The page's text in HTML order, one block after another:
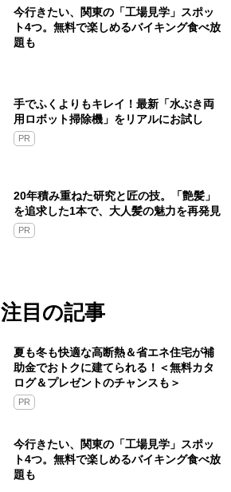
今行きたい、関東の「工場見学」スポッ
ト4つ。無料で楽しめるバイキング食べ放
題も
手でふくよりもキレイ！最新「水ぶき両
用ロボット掃除機」をリアルにお試し
PR
20年積み重ねた研究と匠の技。「艶髪」
を追求した1本で、大人髪の魅力を再発見
PR
注目の記事
夏も冬も快適な高断熱＆省エネ住宅が補
助金でおトクに建てられる！＜無料カタ
ログ＆プレゼントのチャンスも＞
PR
今行きたい、関東の「工場見学」スポッ
ト4つ。無料で楽しめるバイキング食べ放
題も